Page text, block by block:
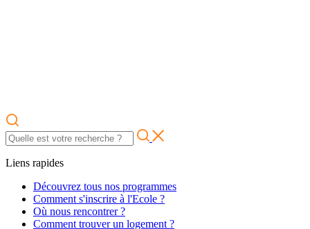
Liens rapides
Découvrez tous nos programmes
Comment s'inscrire à l'Ecole ?
Où nous rencontrer ?
Comment trouver un logement ?